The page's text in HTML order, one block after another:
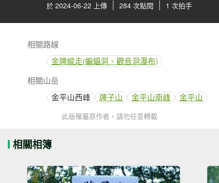
於 2024-06-22 上傳 284 次點閱 1 次拍手
相關路線
金牌縱走(蝙蝠洞、觀音洞瀑布)
相關山岳
金平山西峰
牌子山 金平山南峰 金平山
此版權屬原作者，請勿任意轉載
相關相簿